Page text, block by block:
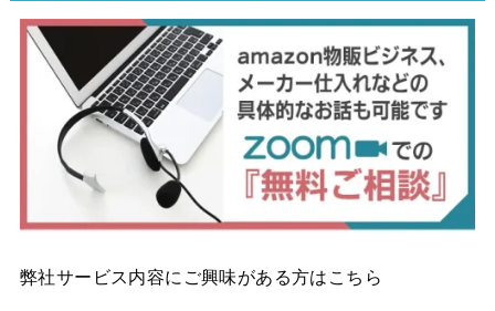
弊社サービス内容にご興味がある方はこちら